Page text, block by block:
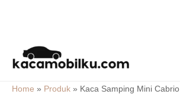
content
Home » Produk » Kaca Samping Mini Cabrio